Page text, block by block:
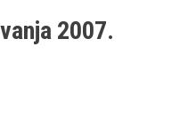
2007.